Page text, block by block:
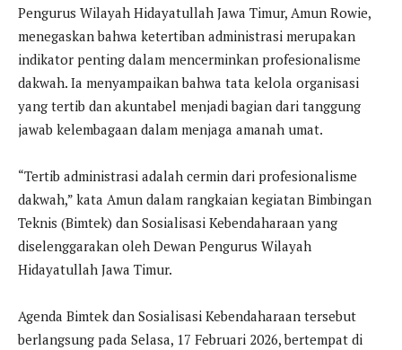
Pengurus Wilayah Hidayatullah Jawa Timur, Amun Rowie,
menegaskan bahwa ketertiban administrasi merupakan
indikator penting dalam mencerminkan profesionalisme
dakwah. Ia menyampaikan bahwa tata kelola organisasi
yang tertib dan akuntabel menjadi bagian dari tanggung
jawab kelembagaan dalam menjaga amanah umat.
“Tertib administrasi adalah cermin dari profesionalisme
dakwah,” kata Amun dalam rangkaian kegiatan Bimbingan
Teknis (Bimtek) dan Sosialisasi Kebendaharaan yang
diselenggarakan oleh Dewan Pengurus Wilayah
Hidayatullah Jawa Timur.
Agenda Bimtek dan Sosialisasi Kebendaharaan tersebut
berlangsung pada Selasa, 17 Februari 2026, bertempat di